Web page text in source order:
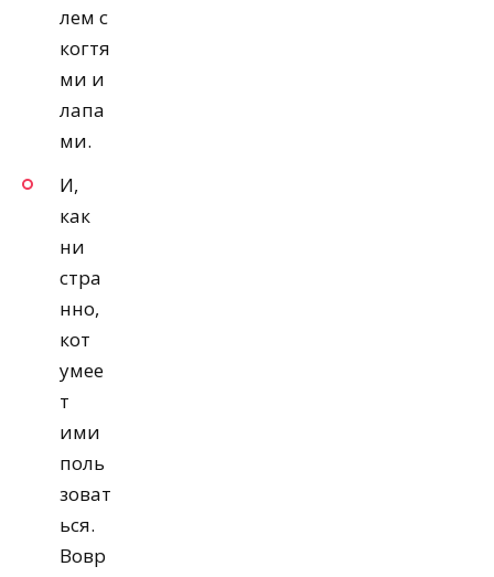
лем с
когтя
ми и
лапа
ми.
И,
как
ни
стра
нно,
кот
умее
т
ими
поль
зоват
ься.
Вовр